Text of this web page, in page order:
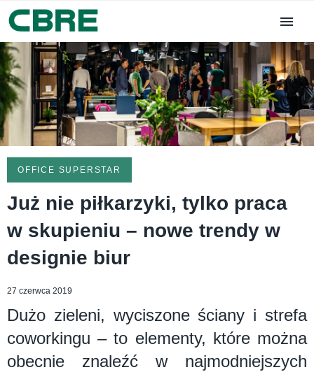
OFFICE SUPERSTAR
Już nie piłkarzyki, tylko praca
w skupieniu – nowe trendy w
designie biur
27 czerwca 2019
Dużo zieleni, wyciszone ściany i strefa
coworkingu – to elementy, które można
obecnie znaleźć w najmodniejszych